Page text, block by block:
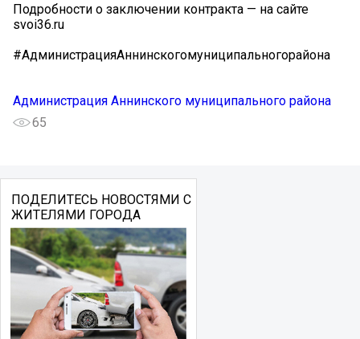
Подробности о заключении контракта — на сайте
svoi36.ru
#АдминистрацияАннинскогомуниципальногорайона
Администрация Аннинского муниципального района
65
ПОДЕЛИТЕСЬ НОВОСТЯМИ С
ЖИТЕЛЯМИ ГОРОДА